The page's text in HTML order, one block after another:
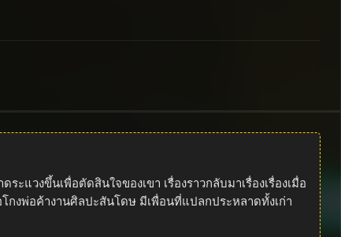
วงขึ้นเพื่อตัดสินใจของเขา เรื่องราวกลับมาเรื่องเรื่องเมื่อ
กงพ่อค้างานศิลปะสันโดษ มีเพื่อนที่แปลกประหลาดทั้งเก่า